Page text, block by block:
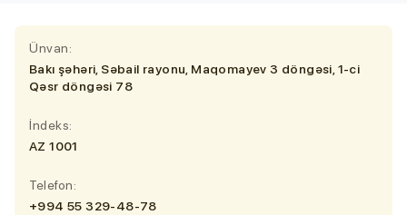
Ünvan:
Bakı şəhəri, Səbail rayonu, Maqomayev 3 döngəsi, 1-ci
Qəsr döngəsi 78
İndeks:
AZ 1001
Telefon:
+994 55 329-48-78